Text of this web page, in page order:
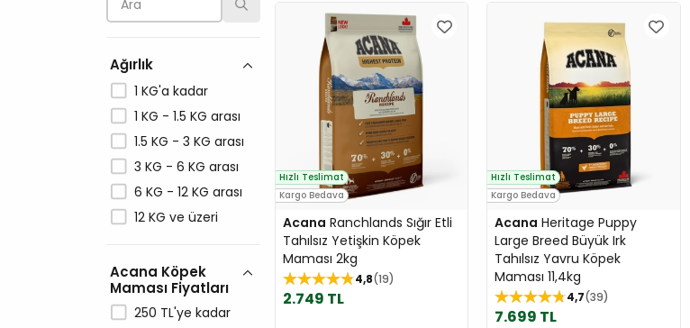
N&D
Pedigree
PLATINUM
Pro Plan
PRO-NUTRITION
ProChoice
Profine
Reflex
Royal Canin
Spectrum
Ağırlık
1 KG'a kadar
1 KG - 1.5 KG arası
1.5 KG - 3 KG arası
3 KG - 6 KG arası
6 KG - 12 KG arası
12 KG ve üzeri
Acana Köpek
Maması Fiyatları
250 TL'ye kadar
Kargo Bedava
Hızlı Teslimat
Acana Ranchlands Sığır Etli
Tahılsız Yetişkin Köpek
Maması 2kg
4,8 19
2.749 TL
Kargo Bedava
Hızlı Teslimat
Acana Heritage Puppy
Large Breed Büyük Irk
Tahılsız Yavru Köpek
Maması 11,4kg
4,7 39
7.699 TL